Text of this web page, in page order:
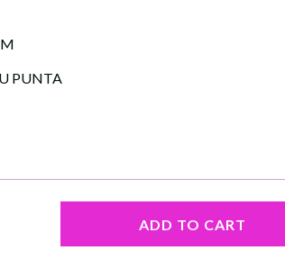
PUNTA
ADD TO CART